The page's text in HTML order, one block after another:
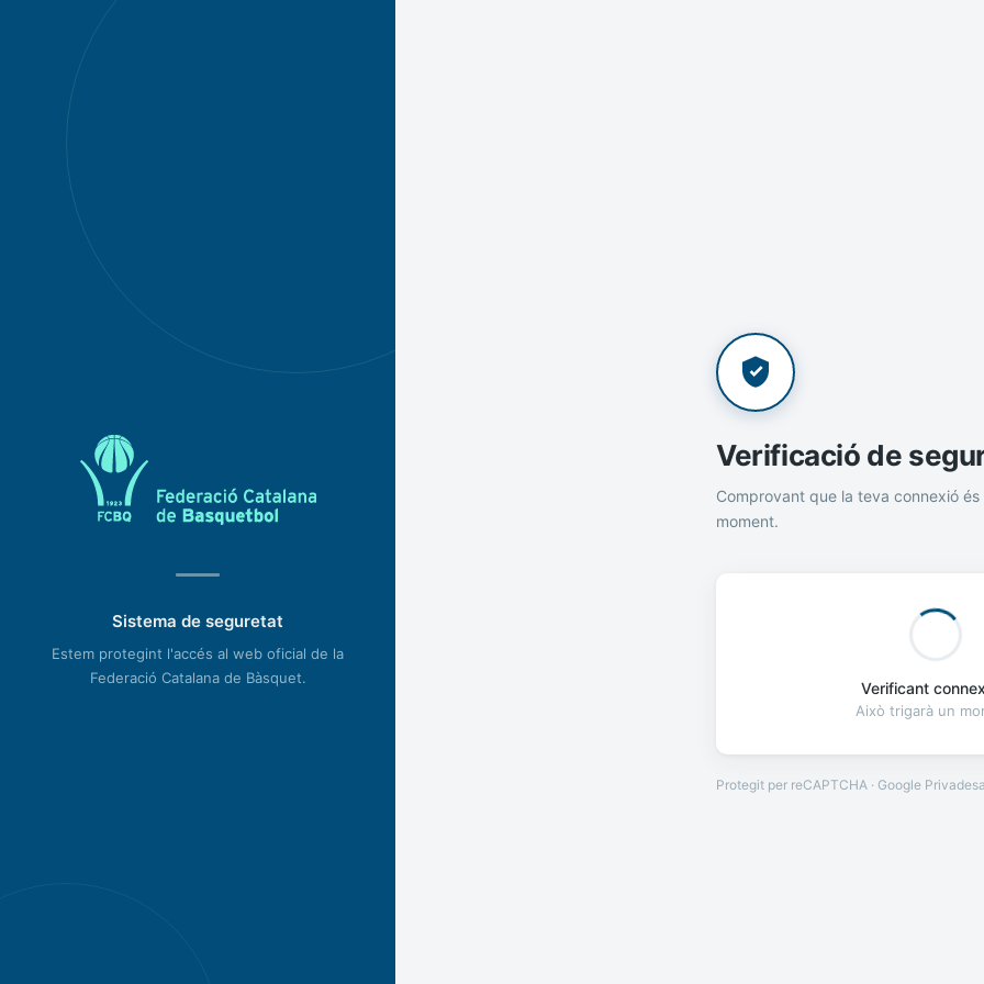
Sistema de seguretat
Estem protegint l'accés al web oficial de la
Federació Catalana de Bàsquet.
Verificació de
Comprovant que la teva connexió és
moment.
Verificant
Això trigarà un
Protegit per reCAPTCHA · Google Privadesa